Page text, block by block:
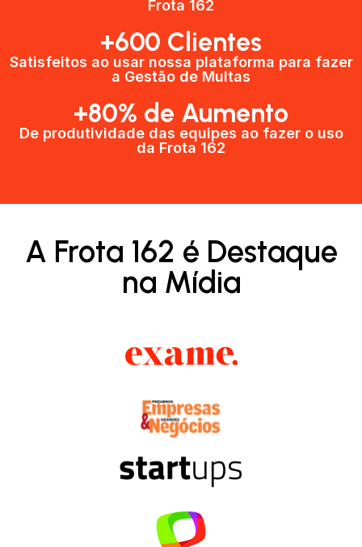
Frota 162
+600 Clientes​
Satisfeitos ao usar nossa plataforma para fazer
a Gestão de Multas​
+80% de Aumento
De produtividade das equipes ao fazer o uso
da Frota 162​
A Frota 162 é Destaque
na Mídia